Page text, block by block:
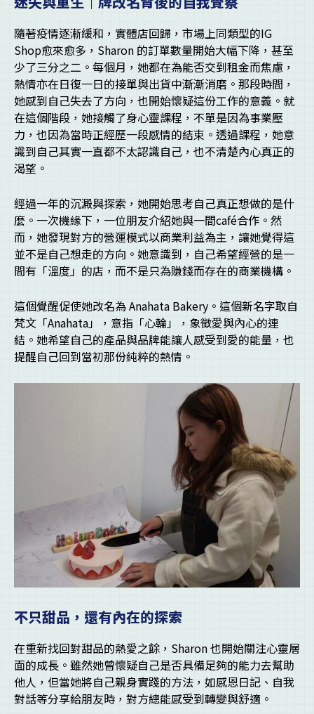
隨著疫情逐漸緩和，實體店回歸，市場上同類型的IG
Shop愈來愈多，Sharon 的訂單數量開始大幅下降，甚至
少了三分之二。每個月，她都在為能否交到租金而焦慮，
熱情亦在日復一日的接單與出貨中漸漸消磨。那段時間，
她感到自己失去了方向，也開始懷疑這份工作的意義。就
在這個階段，她接觸了身心靈課程，不單是因為事業壓
力，也因為當時正經歷一段感情的結束。透過課程，她意
識到自己其實一直都不太認識自己，也不清楚內心真正的
渴望。
經過一年的沉澱與探索，她開始思考自己真正想做的是什
麼。一次機緣下，一位朋友介紹她與一間café合作。然
而，她發現對方的營運模式以商業利益為主，讓她覺得這
並不是自己想走的方向。她意識到，自己希望經營的是一
間有「溫度」的店，而不是只為賺錢而存在的商業機構。
這個覺醒促使她改名為 Anahata Bakery。這個新名字取自
梵文「Anahata」，意指「心輪」，象徵愛與內心的連
結。她希望自己的產品與品牌能讓人感受到愛的能量，也
提醒自己回到當初那份純粹的熱情。
不只甜品，還有內在的探索
在重新找回對甜品的熱愛之餘，Sharon 也開始關注心靈層
面的成長。雖然她曾懷疑自己是否具備足夠的能力去幫助
他人，但當她將自己親身實踐的方法，如感恩日記、自我
對話等分享給朋友時，對方總能感受到轉變與舒適。